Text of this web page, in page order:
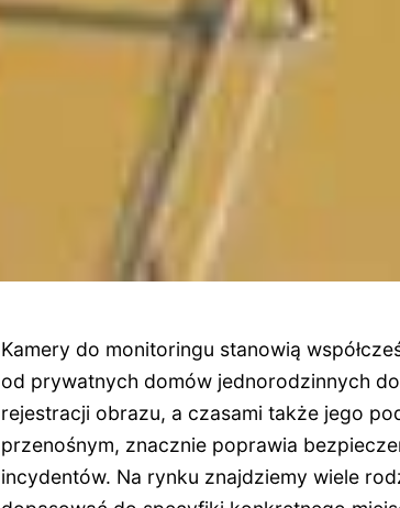
Kamery do monitoringu stanowią
od prywatnych domów jednorodzinnych
rejestracji obrazu, a czasami także jego
przenośnym, znacznie poprawia
incydentów. Na rynku znajdziemy wiele